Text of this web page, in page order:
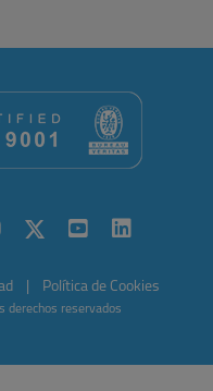
Política de Cookies
derechos reservados